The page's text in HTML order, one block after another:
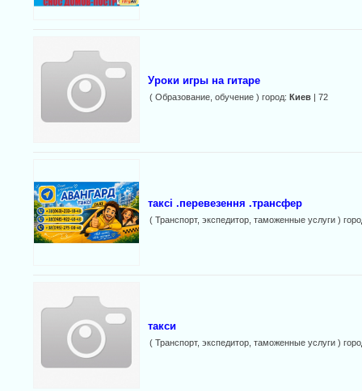
Уроки игры на гитаре
( Образование, обучение ) город: Киев| 72
таксі .перевезення .трансфер
( Транспорт, экспедитор, таможенные услуги )
такси
( Транспорт, экспедитор, таможенные услуги )